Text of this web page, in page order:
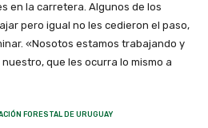
en la carretera. Algunos de los
pero igual no les cedieron el paso,
«Nosotos estamos trabajando y
que les ocurra lo mismo a
FORESTAL DE URUGUAY